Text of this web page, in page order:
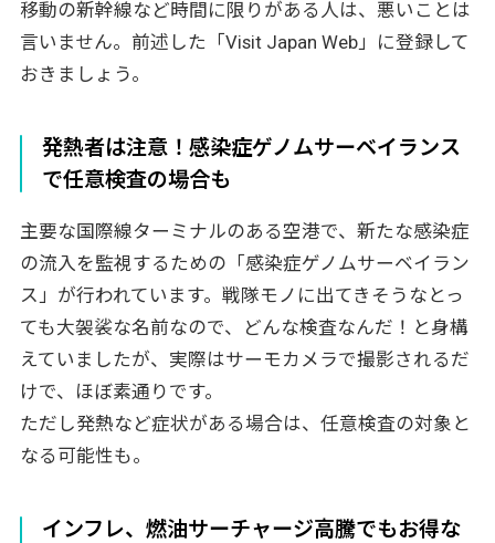
移動の新幹線など時間に限りがある人は、悪いことは
言いません。前述した「Visit Japan Web」に登録して
おきましょう。
発熱者は注意！感染症ゲノムサーベイランス
で任意検査の場合も
主要な国際線ターミナルのある空港で、新たな感染症
の流入を監視するための「感染症ゲノムサーベイラン
ス」が行われています。戦隊モノに出てきそうなとっ
ても大袈裟な名前なので、どんな検査なんだ！と身構
えていましたが、実際はサーモカメラで撮影されるだ
けで、ほぼ素通りです。
ただし発熱など症状がある場合は、任意検査の対象と
なる可能性も。
インフレ、燃油サーチャージ高騰でもお得な